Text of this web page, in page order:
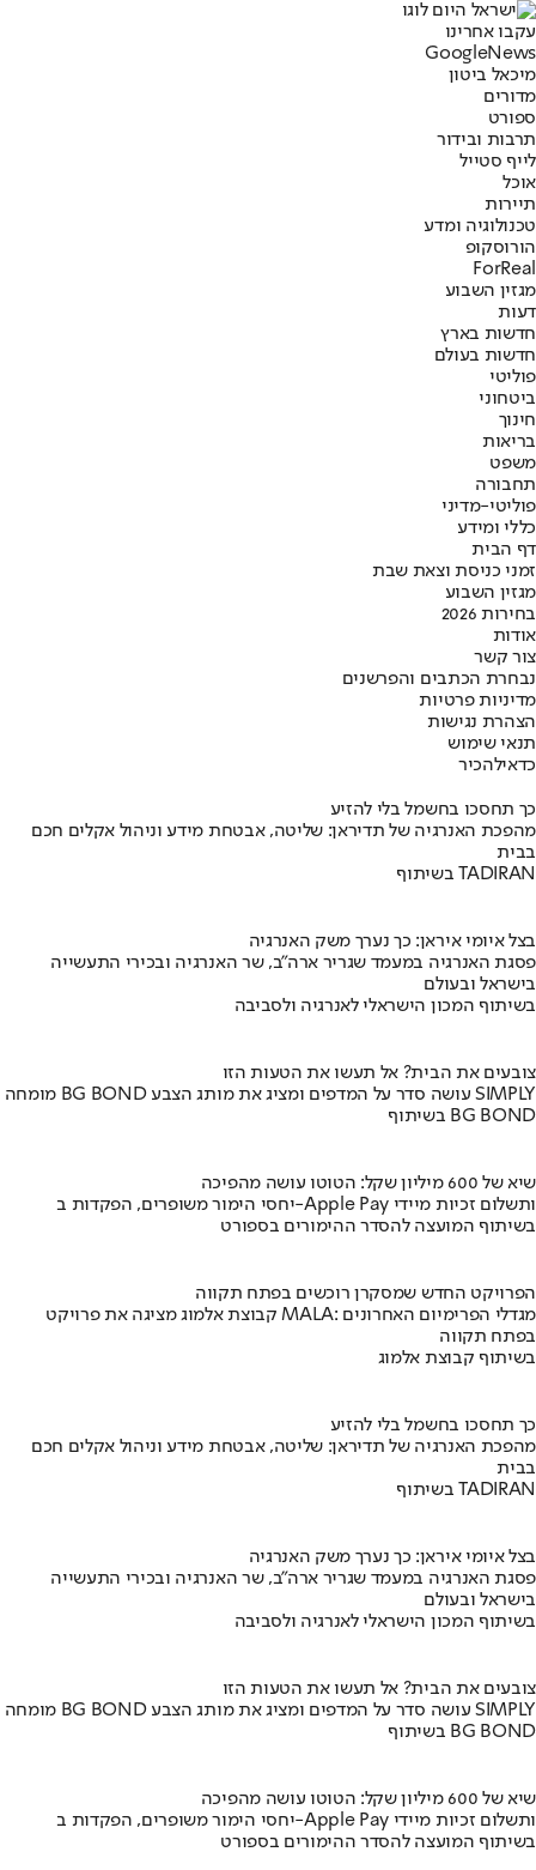
עקבו אחרינו
Googl eNews
מיכאל ביטון
מדורים
ספורט
תרבות ובידור
לייף סטייל
אוכל
תיירות
טכנולוגיה ומדע
הורוסקופ
ForReal
מגזין השבוע
דעות
חדשות בארץ
חדשות בעולם
פוליטי
ביטחוני
חינוך
בריאות
משפט
תחבורה
פוליטי-מדיני
כללי ומידע
דף הבית
זמני כניסת וצאת שבת
מגזין השבוע
בחירות 2026
אודות
צור קשר
נבחרת הכתבים והפרשנים
מדיניות פרטיות
הצהרת נגישות
תנאי שימוש
כדאילהכיר
כך תחסכו בחשמל בלי להזיע
מהפכת האנרגיה של תדיראן: שליטה, אבטחת מידע וניהול אקלים חכם
בבית
בשיתוף TADIRAN
בצל איומי איראן: כך נערך משק האנרגיה
פסגת האנרגיה במעמד שגריר ארה"ב, שר האנרגיה ובכירי התעשייה
בישראל ובעולם
בשיתוף המכון הישראלי לאנרגיה ולסביבה
צובעים את הבית? אל תעשו את הטעות הזו
מומחה BG BOND עושה סדר על המדפים ומציג את מותג הצבע SIMPLY
בשיתוף BG BOND
שיא של 600 מיליון שקל: הטוטו עושה מהפיכה
יחסי הימור משופרים, הפקדות ב-Apple Pay ותשלום זכיות מיידי
בשיתוף המועצה להסדר ההימורים בספורט
הפרויקט החדש שמסקרן רוכשים בפתח תקווה
קבוצת אלמוג מציגה את פרויקט MALA: מגדלי הפרימיום האחרונים
בפתח תקווה
בשיתוף קבוצת אלמוג
כך תחסכו בחשמל בלי להזיע
מהפכת האנרגיה של תדיראן: שליטה, אבטחת מידע וניהול אקלים חכם
בבית
בשיתוף TADIRAN
בצל איומי איראן: כך נערך משק האנרגיה
פסגת האנרגיה במעמד שגריר ארה"ב, שר האנרגיה ובכירי התעשייה
בישראל ובעולם
בשיתוף המכון הישראלי לאנרגיה ולסביבה
צובעים את הבית? אל תעשו את הטעות הזו
מומחה BG BOND עושה סדר על המדפים ומציג את מותג הצבע SIMPLY
בשיתוף BG BOND
שיא של 600 מיליון שקל: הטוטו עושה מהפיכה
יחסי הימור משופרים, הפקדות ב-Apple Pay ותשלום זכיות מיידי
בשיתוף המועצה להסדר ההימורים בספורט